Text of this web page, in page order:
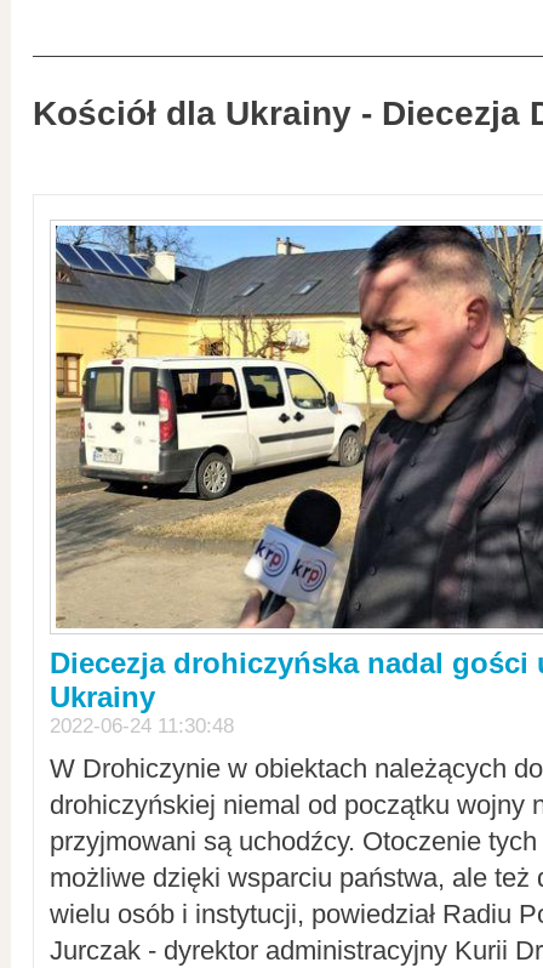
Kościół dla Ukrainy - Diecezja
Diecezja drohiczyńska nadal gości
Ukrainy
2022-06-24 11:30:48
W Drohiczynie w obiektach należących
drohiczyńskiej niemal od początku wojny
przyjmowani są uchodźcy. Otoczenie
możliwe dzięki wsparciu państwa, ale też
wielu osób i instytucji, powiedział Radiu
Jurczak - dyrektor administracyjny Kurii